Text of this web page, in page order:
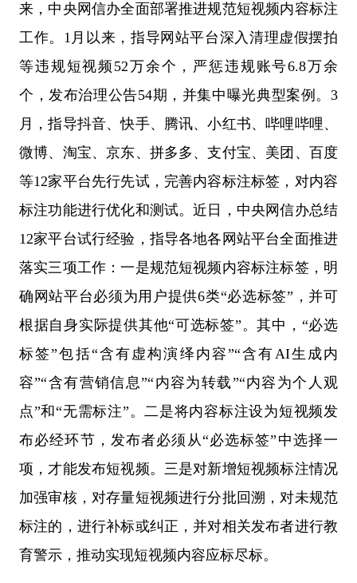
来，中央网信办全面部署推进规范短视频内容标注
工作。1月以来，指导网站平台深入清理虚假摆拍
等违规短视频52万余个，严惩违规账号6.8万余
个，发布治理公告54期，并集中曝光典型案例。3
月，指导抖音、快手、腾讯、小红书、哔哩哔哩、
微博、淘宝、京东、拼多多、支付宝、美团、百度
等12家平台先行先试，完善内容标注标签，对内容
标注功能进行优化和测试。近日，中央网信办总结
12家平台试行经验，指导各地各网站平台全面推进
落实三项工作：一是规范短视频内容标注标签，明
确网站平台必须为用户提供6类“必选标签”，并可
根据自身实际提供其他“可选标签”。其中，“必选
标签”包括“含有虚构演绎内容”“含有AI生成内
容”“含有营销信息”“内容为转载”“内容为个人观
点”和“无需标注”。二是将内容标注设为短视频发
布必经环节，发布者必须从“必选标签”中选择一
项，才能发布短视频。三是对新增短视频标注情况
加强审核，对存量短视频进行分批回溯，对未规范
标注的，进行补标或纠正，并对相关发布者进行教
育警示，推动实现短视频内容应标尽标。